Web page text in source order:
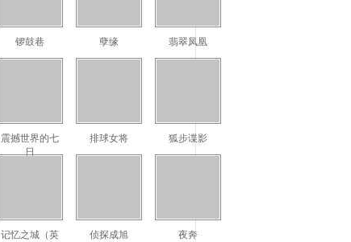
锣鼓巷 孽缘 翡翠凤凰
震撼世界的七
日
排球女将 狐步谍影
记忆之城（英
侦探成旭 夜奔